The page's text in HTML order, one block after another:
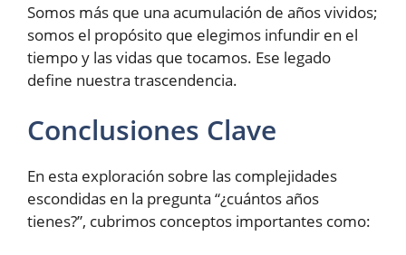
Somos más que una acumulación de años vividos;
somos el propósito que elegimos infundir en el
tiempo y las vidas que tocamos. Ese legado
define nuestra trascendencia.
Conclusiones Clave
En esta exploración sobre las complejidades
escondidas en la pregunta “¿cuántos años
tienes?”, cubrimos conceptos importantes como: